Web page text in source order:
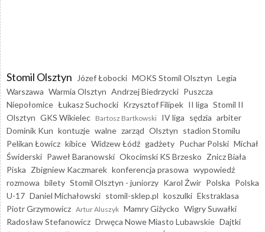
Stomil Olsztyn Józef Łobocki MOKS Stomil Olsztyn Legia
Warszawa Warmia Olsztyn Andrzej Biedrzycki Puszcza
Niepołomice Łukasz Suchocki Krzysztof Filipek II liga Stomil II
Olsztyn GKS Wikielec Bartosz Bartkowski IV liga sędzia arbiter
Dominik Kun kontuzje walne zarząd Olsztyn stadion Stomilu
Pelikan Łowicz kibice Widzew Łódź gadżety Puchar Polski Michał
Świderski Paweł Baranowski Okocimski KS Brzesko Znicz Biała
Piska Zbigniew Kaczmarek konferencja prasowa wypowiedź
rozmowa bilety Stomil Olsztyn - juniorzy Karol Żwir Polska Polska
U-17 Daniel Michałowski stomil-sklep.pl koszulki Ekstraklasa
Piotr Grzymowicz Artur Aluszyk Mamry Giżycko Wigry Suwałki
Radosław Stefanowicz Drwęca Nowe Miasto Lubawskie Dajtki